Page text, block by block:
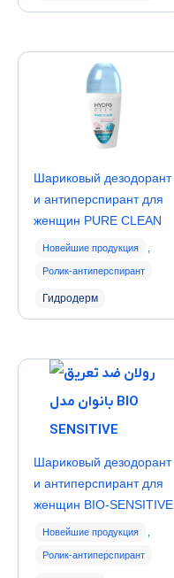
Шариковый дезодорант
и антиперспирант для
женщин PURE CLEAN
Новейшие продукция
Ролик-антиперспирант
Гидродерм
Шариковый дезодорант
и антиперспирант для
женщин BIO-SENSITIVE
Новейшие продукция
Ролик-антиперспирант